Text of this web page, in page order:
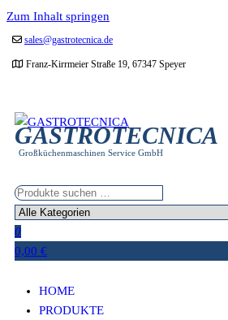
Zum Inhalt springen
sales@gastrotecnica.de
Franz-Kirrmeier Straße 19, 67347 Speyer
GASTROTECNICA
Großküchenmaschinen Service GmbH
0
0,00 €
HOME
PRODUKTE